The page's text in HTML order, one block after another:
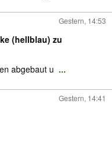
Gestern, 14:53
(hellblau) zu
abgebaut u ...
Gestern, 14:41